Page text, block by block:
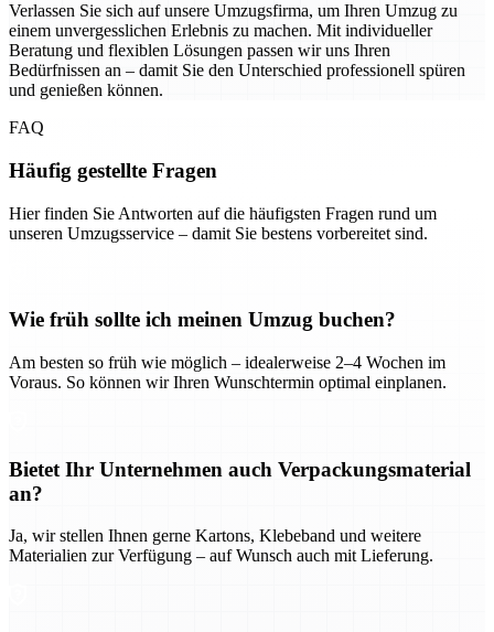
Verlassen Sie sich auf unsere Umzugsfirma, um Ihren Umzug zu
einem unvergesslichen Erlebnis zu machen. Mit individueller
Beratung und flexiblen Lösungen passen wir uns Ihren
Bedürfnissen an – damit Sie den Unterschied professionell spüren
und genießen können.
FAQ
Häufig gestellte Fragen
Hier finden Sie Antworten auf die häufigsten Fragen rund um
unseren Umzugsservice – damit Sie bestens vorbereitet sind.
Wie früh sollte ich meinen Umzug buchen?
Am besten so früh wie möglich – idealerweise 2–4 Wochen im
Voraus. So können wir Ihren Wunschtermin optimal einplanen.
Bietet Ihr Unternehmen auch Verpackungsmaterial
an?
Ja, wir stellen Ihnen gerne Kartons, Klebeband und weitere
Materialien zur Verfügung – auf Wunsch auch mit Lieferung.